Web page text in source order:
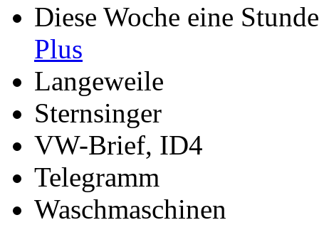
Diese Woche eine
Plus
Langeweile
Sternsinger
VW-Brief, ID4
Telegramm
Waschmaschinen